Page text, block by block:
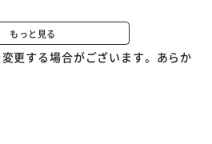
工、気温などにより変動する場合
ずで取り付けもカンタン】 ソーラ
にして本体に取り付け、太陽光
け。 （※2）地中杭が全て隠れる
もっと見る
更する場合がございます。あらか